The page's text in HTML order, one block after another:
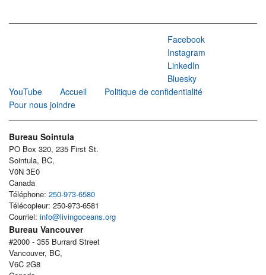
Facebook
Instagram
LinkedIn
Bluesky
YouTube
Accueil
Politique de confidentialité
Pour nous joindre
Bureau Sointula
PO Box 320, 235 First St.
Sointula, BC,
V0N 3E0
Canada
Téléphone: 250-973-6580
Télécopieur: 250-973-6581
Courriel: info@livingoceans.org
Bureau Vancouver
#2000 - 355 Burrard Street
Vancouver, BC,
V6C 2G8